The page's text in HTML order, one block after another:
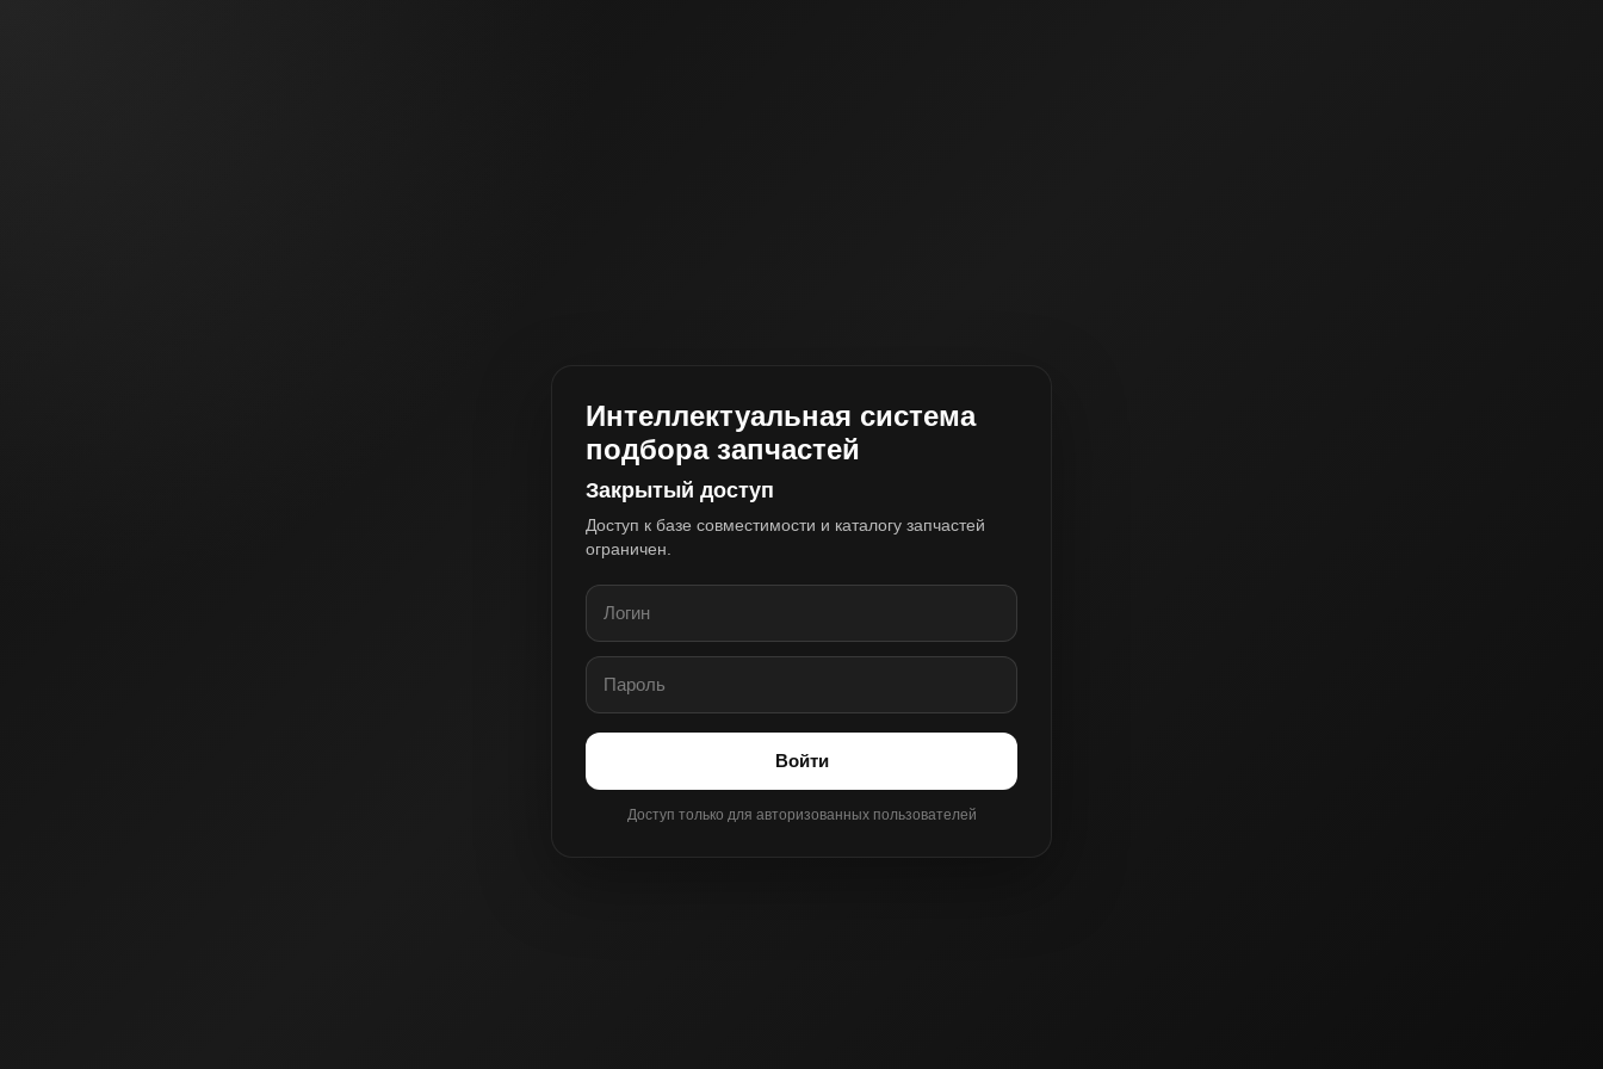
Интеллектуальная система
подбора запчастей
Закрытый доступ
Доступ к базе совместимости и каталогу запчастей
ограничен.
Войти
Доступ только для авторизованных пользователей